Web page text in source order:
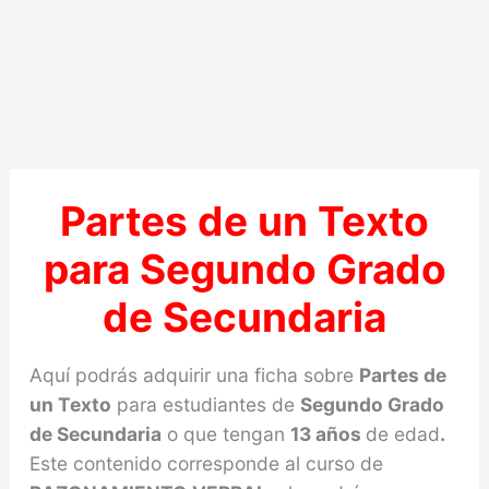
Partes de un Texto
para Segundo Grado
de Secundaria
Aquí podrás adquirir una ficha sobre Partes de
un Texto para estudiantes de Segundo Grado
de Secundaria o que tengan 13 años de edad.
Este contenido corresponde al curso de